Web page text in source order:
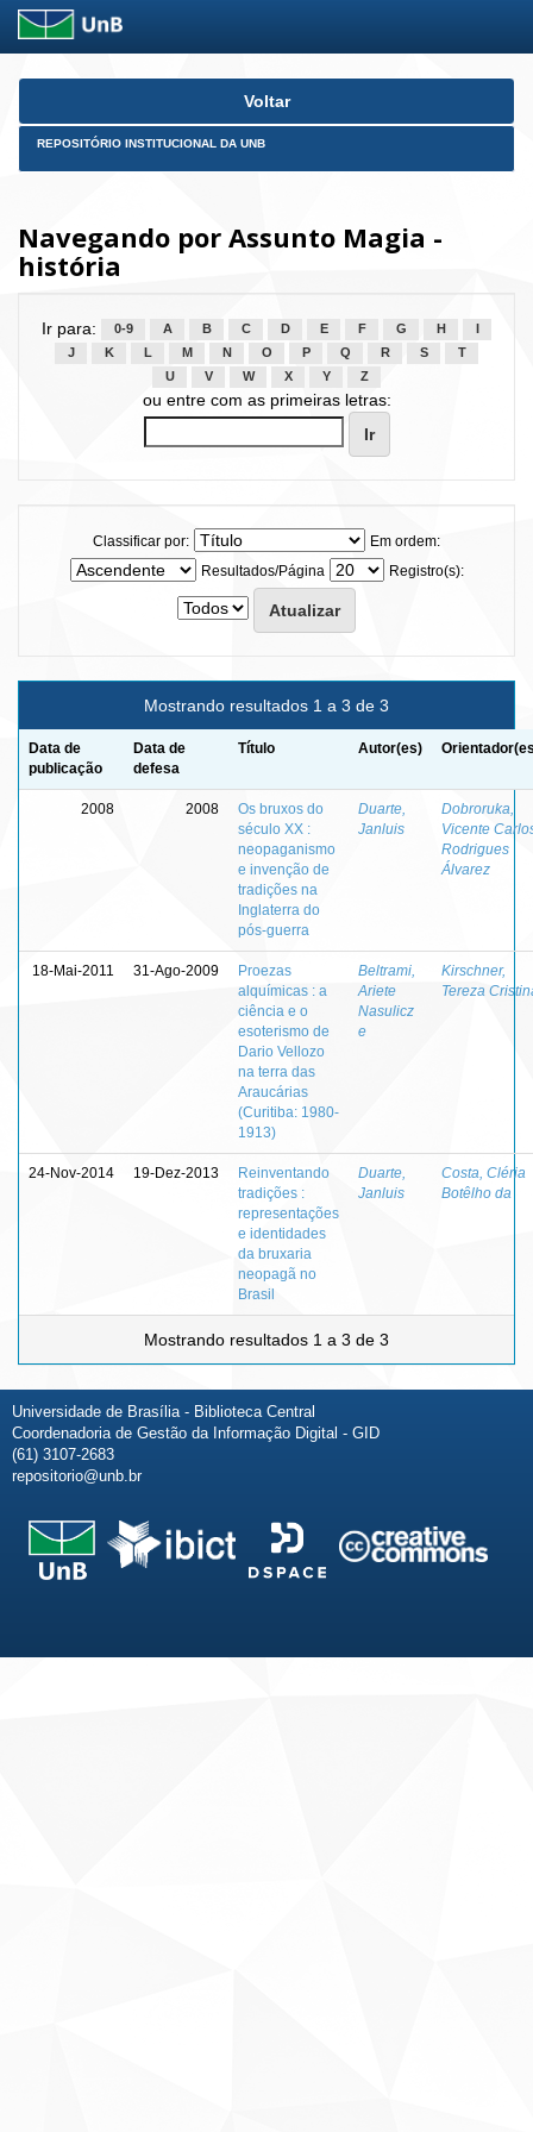
Skip
Voltar
REPOSITÓRIO INSTITUCIONAL DA UNB
Navegando por Assunto Magia -
história
Ir para: 0-9 A B C D E F G H
J
K L M N O P Q R S
T
U
V W X Y Z
ou entre com as primeiras letras:
Classificar por:
Em ordem:
Resultados/Página
Registro(s):
Mostrando resultados 1 a 3 de 3
Data de
publicação
Data de
defesa
Título Autor(es)
2008 2008
Os bruxos do
século XX :
neopaganismo
e invenção de
tradições na
Inglaterra do
pós-guerra
Duarte,
Janluis
Dobroruka,
Vicente
Rodrigues
Álvarez
18-Mai-2011 31-Ago-2009
Proezas
alquímicas : a
ciência e o
esoterismo de
Dario Vellozo
na terra das
Araucárias
(Curitiba: 1980-
1913)
Beltrami,
Ariete
Nasulicz
e
Kirschner,
Tereza
24-Nov-2014 19-Dez-2013
Reinventando
tradições :
representações
e identidades
da bruxaria
neopagã no
Brasil
Duarte,
Janluis
Costa, Cléria
Botêlho da
Mostrando resultados 1 a 3 de 3
Universidade de Brasília - Biblioteca Central
Coordenadoria de Gestão da Informação Digital - GID
(61) 3107-2683
repositorio@unb.br